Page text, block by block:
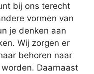
bij ons terecht
vormen van
je denken aan
Wij zorgen er
behoren naar
Daarnaast